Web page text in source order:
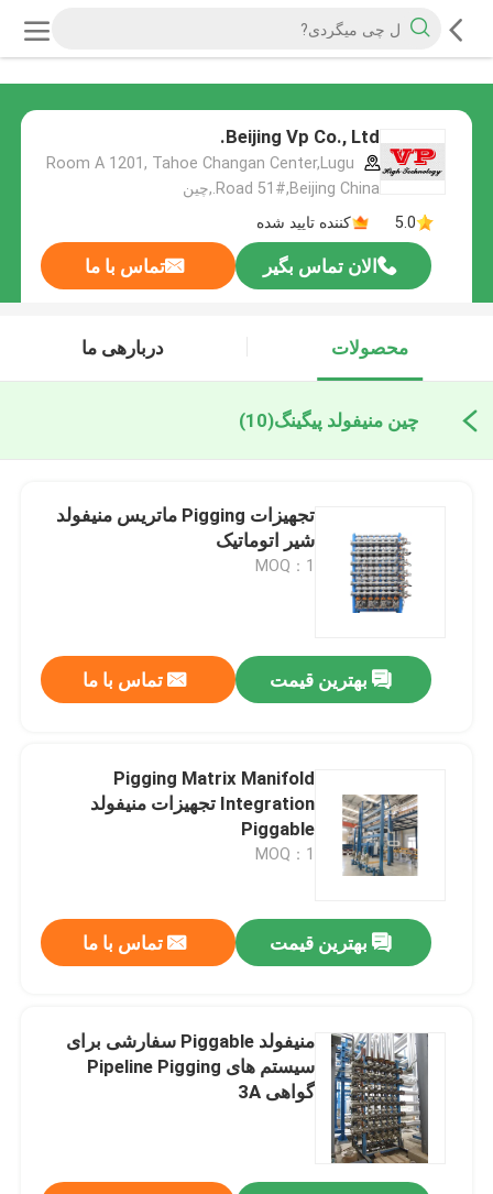
Beijing Vp Co., Ltd.
Room A 1201, Tahoe Changan Center,Lugu
Road 51#,Beijing China.,چین
5.0
کننده تایید شده
الان تماس بگیر تماس با ما
محصولات دربارهی ما
چین منیفولد پیگینگ(10)
تجهیزات Pigging ماتریس منیفولد
شیر اتوماتیک
MOQ：1
بهترین قیمت تماس با ما
Pigging Matrix Manifold
Integration تجهیزات منیفولد
Piggable
MOQ：1
بهترین قیمت تماس با ما
منیفولد Piggable سفارشی برای
سیستم های Pipeline Pigging
گواهی 3A